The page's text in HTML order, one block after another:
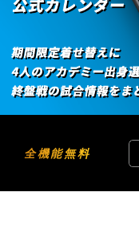
全機能無料